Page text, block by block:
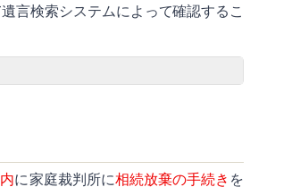
言検索システムによって確認するこ
に家庭裁判所に相続放棄の手続き を